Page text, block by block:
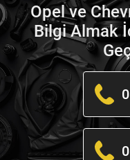
Opel ve
Bilgi Almak